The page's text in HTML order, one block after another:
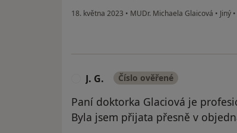
18. května 2023 • MUDr. Michaela Glaicová • Jiný •
J. G. Číslo ověřené
Paní doktorka Glaciová je
Byla jsem přijata přesně v